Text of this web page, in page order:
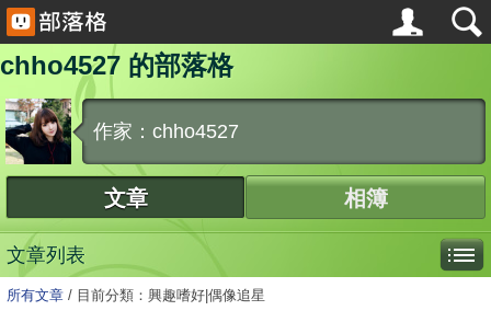
chho4527 的部落格
作家：chho4527
文章 相簿
文章列表
所有文章 / 目前分類：興趣嗜好|偶像追星